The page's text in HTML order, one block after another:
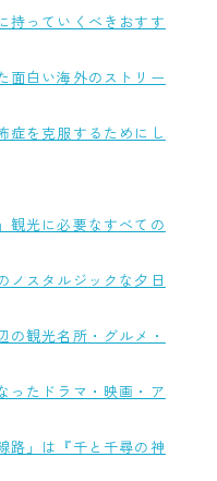
持っていくべきおすす
面白い海外のストリー
症を克服するためにし
観光に必要なすべての
ノスタルジックな夕日
の観光名所・グルメ・
ったドラマ・映画・ア
路」は『千と千尋の神